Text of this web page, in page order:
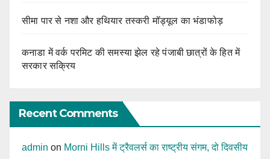
सीमा पार से नशा और हथियार तस्करी मॉड्यूल का भंडाफोड़
कनाडा में वर्क परमिट की समस्या झेल रहे पंजाबी छात्रों के हित में
सरकार सक्रिय
Recent Comments
admin on Morni Hills में ट्रैवलर्स का राष्ट्रीय संगम, दो दिवसीय